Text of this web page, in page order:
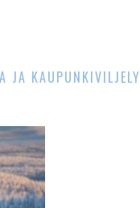
JA KAUPUNKIVILJELY